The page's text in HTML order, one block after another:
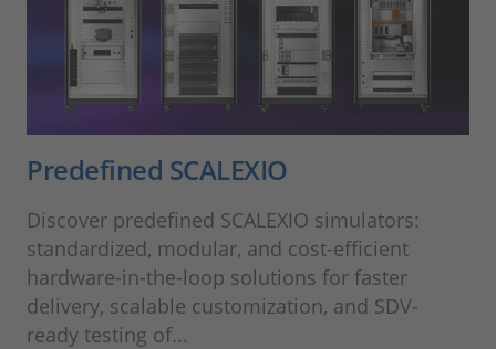
Predefined SCALEXIO
Discover predefined SCALEXIO simulators:
standardized, modular, and cost-efficient
hardware-in-the-loop solutions for faster
delivery, scalable customization, and SDV-
ready testing of...